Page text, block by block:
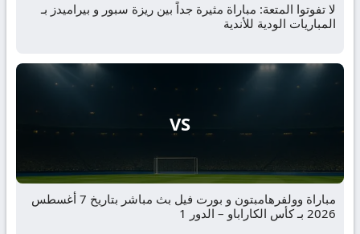
لا تفوتوا المتعة: مباراة مثيرة جداً بين ريزة سبور و بيراميدز بـ
المباريات الودية للأندية
VS
مباراة وولفرهامبتون و بورت فيل بث مباشر بتاريخ 7 أغسطس
2026 بـ كأس الكاراباو – الدور 1